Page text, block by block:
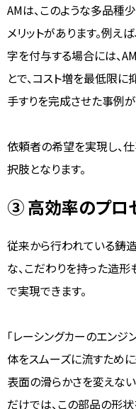
AMは、このような多品種
メリットがあります。例え
字を付与する場合には、
とで、コスト増を最低限に
手すりを完成させた事例が
依頼者の希望を実現し、
択肢となります。
③ 高効率のプロ
従来から行われている鋳
な、こだわりを持った造
で実現できます。
「レーシングカーのエン
体をスムーズに流すため
表面の滑らかさを変えな
だけでは、この部品の形